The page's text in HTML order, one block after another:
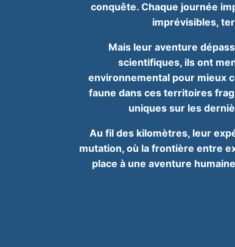
conquête. Chaque journée
imprévisibles,
Mais leur aventure
scientifiques, ils ont
environnemental pour mieux
faune dans ces territoires
uniques sur les
Au fil des kilomètres, leur
mutation, où la frontière entre
place à une aventure